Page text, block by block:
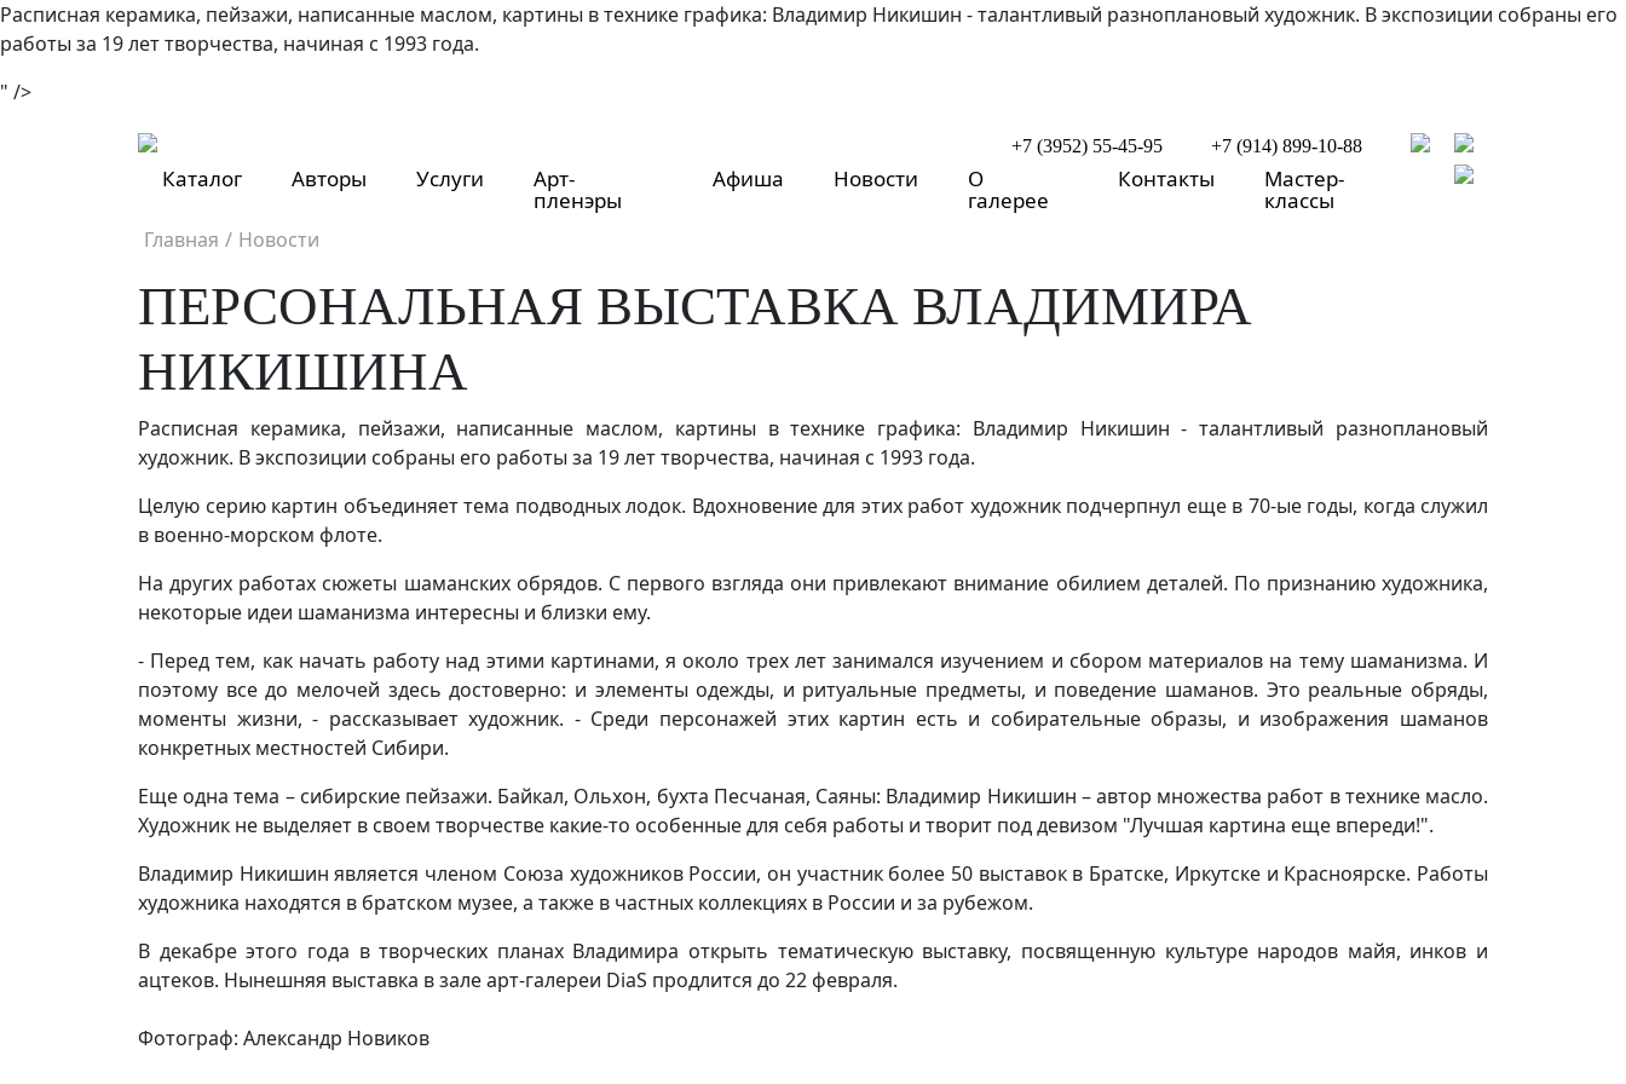
Расписная керамика, пейзажи, написанные маслом, картины в технике графика: Владимир Никишин - талантливый разноплановый художник. В экспозиции собраны его
работы за 19 лет творчества, начиная с 1993 года.
" />
+7 (3952) 55-45-95 +7 (914) 899-10-88
Каталог Авторы Услуги Арт-
пленэры
Афиша Новости О
галерее
Контакты Мастер-
классы
Главная / Новости
ПЕРСОНАЛЬНАЯ ВЫСТАВКА ВЛАДИМИРА
НИКИШИНА
Расписная керамика, пейзажи, написанные маслом, картины в технике графика: Владимир Никишин - талантливый разноплановый
художник. В экспозиции собраны его работы за 19 лет творчества, начиная с 1993 года.
Целую серию картин объединяет тема подводных лодок. Вдохновение для этих работ художник подчерпнул еще в 70-ые годы, когда служил
в военно-морском флоте.
На других работах сюжеты шаманских обрядов. С первого взгляда они привлекают внимание обилием деталей. По признанию художника,
некоторые идеи шаманизма интересны и близки ему.
- Перед тем, как начать работу над этими картинами, я около трех лет занимался изучением и сбором материалов на тему шаманизма. И
поэтому все до мелочей здесь достоверно: и элементы одежды, и ритуальные предметы, и поведение шаманов. Это реальные обряды,
моменты жизни, - рассказывает художник. - Среди персонажей этих картин есть и собирательные образы, и изображения шаманов
конкретных местностей Сибири.
Еще одна тема – сибирские пейзажи. Байкал, Ольхон, бухта Песчаная, Саяны: Владимир Никишин – автор множества работ в технике масло.
Художник не выделяет в своем творчестве какие-то особенные для себя работы и творит под девизом "Лучшая картина еще впереди!".
Владимир Никишин является членом Союза художников России, он участник более 50 выставок в Братске, Иркутске и Красноярске. Работы
художника находятся в братском музее, а также в частных коллекциях в России и за рубежом.
В декабре этого года в творческих планах Владимира открыть тематическую выставку, посвященную культуре народов майя, инков и
ацтеков. Нынешняя выставка в зале арт-галереи DiaS продлится до 22 февраля.
Фотограф: Александр Новиков